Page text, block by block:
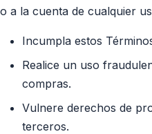
o a la cuenta de cualquier
Incumpla estos
Realice un uso
compras.
Vulnere derechos de
terceros.